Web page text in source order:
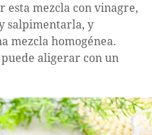
esta mezcla con vinagre,
salpimentarla, y
mezcla homogénea.
puede aligerar con un